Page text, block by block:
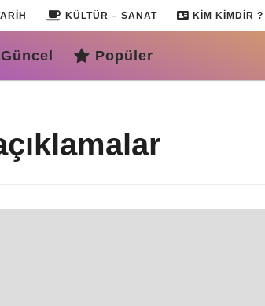
KÜLTÜR – SANAT KIM KIMDIR ?
Güncel Popüler